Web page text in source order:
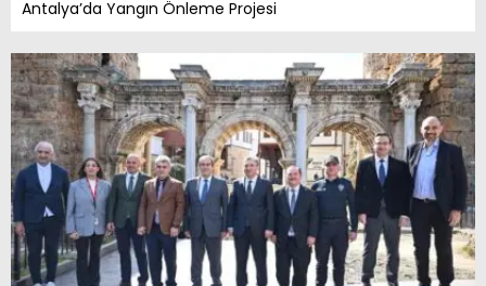
Antalya’da Yangın Önleme Projesi